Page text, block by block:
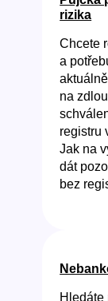
rizika
Chcete
a
na
registru
Jak na
dát
bez
Hledáte